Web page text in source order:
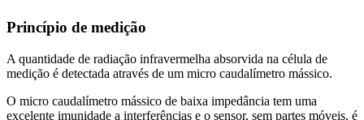
Princípio de medição
A quantidade de radiação infravermelha absorvida na célula de
medição é detectada através de um micro caudalímetro mássico.
O micro caudalímetro mássico de baixa impedância tem uma
excelente imunidade a interferências e o sensor, sem partes móveis, é